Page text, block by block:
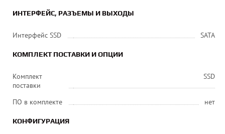
ИНТЕРФЕЙС, РАЗЪЕМЫ И ВЫХОДЫ
Интерфейс SSD SATA
КОМПЛЕКТ ПОСТАВКИ И ОПЦИИ
Комплект
поставки
SSD
ПО в комплекте нет
КОНФИГУРАЦИЯ